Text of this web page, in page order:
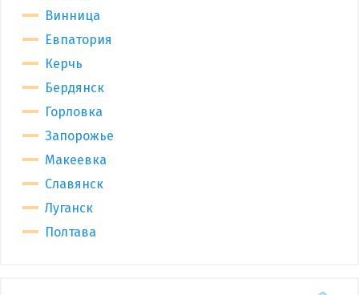
Винница
Евпатория
Керчь
Бердянск
Горловка
Запорожье
Макеевка
Славянск
Луганск
Полтава